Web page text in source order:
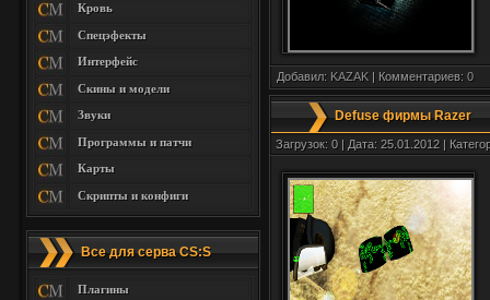
Кровь
Спецэфекты
Интерфейс
Скины и модели
Звуки
Программы и патчи
Карты
Скрипты и конфиги
Все для серва CS:S
Плагины
Добавил: KAZAK | Комментариев: 0
Defuse фирмы Razer
Загрузок: 0 | Дата: 25.01.2012 |